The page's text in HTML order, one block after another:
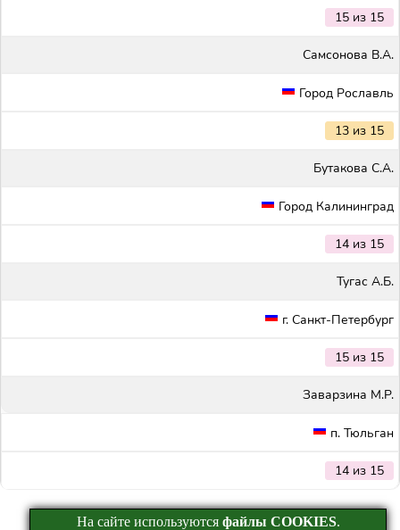
15 из 15
Самсонова В.А.
Город Рославль
13 из 15
Бутакова С.А.
Город Калининград
14 из 15
Тугас А.Б.
г. Санкт-Петербург
15 из 15
Заварзина М.Р.
п. Тюльган
14 из 15
На сайте используются файлы COOKIES.